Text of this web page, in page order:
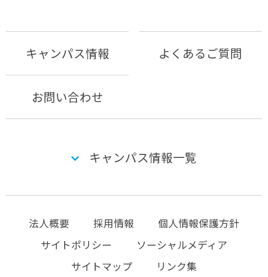
キャンパス情報 よくあるご質問
お問い合わせ
キャンパス情報一覧
法人概要 採用情報
個人情報保護方針
サイトポリシー
ソーシャルメディア
サイトマップ
リンク集